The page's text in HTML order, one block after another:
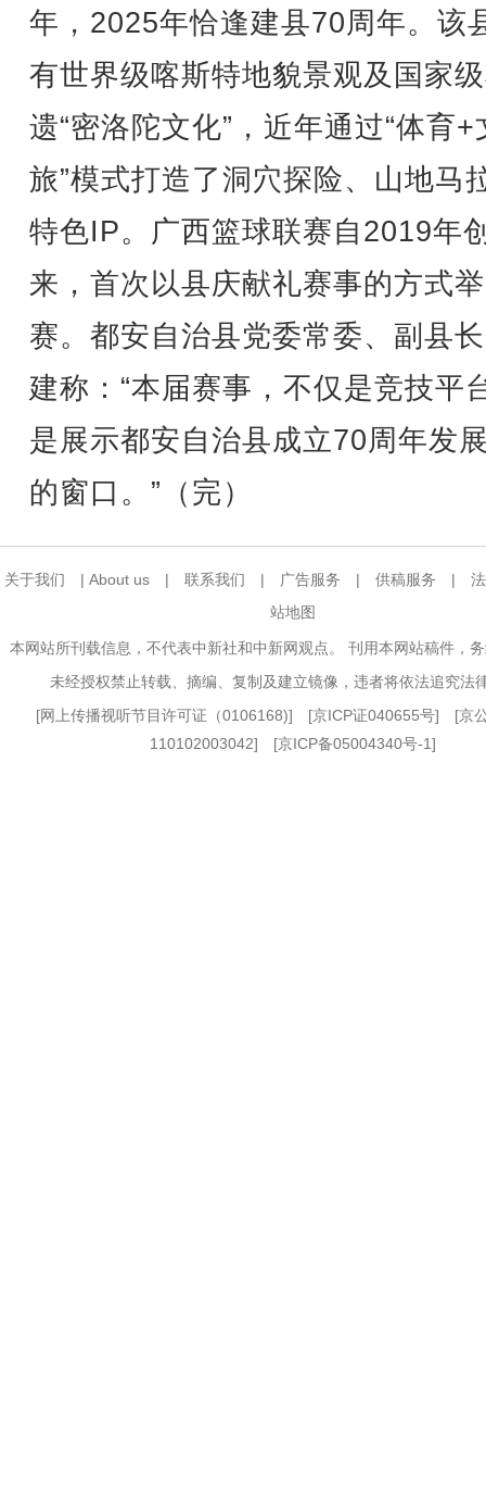
年，2025年恰逢建县70周年。该
有世界级喀斯特地貌景观及国家
遗“密洛陀文化”，近年通过“体育+
旅”模式打造了洞穴探险、山地马
特色IP。广西篮球联赛自2019年
来，首次以县庆献礼赛事的方式
赛。都安自治县党委常委、副县
建称：“本届赛事，不仅是竞技平
是展示都安自治县成立70周年发
的窗口。”（完）
关于我们 | About us | 联系我们 | 广告服务 | 供稿服务 |
站地图
本网站所刊载信息，不代表中新社和中新网观点。 刊用本网站稿件，
未经授权禁止转载、摘编、复制及建立镜像，违者将依法追究法
[网上传播视听节目许可证（0106168)] [京ICP证040655号] [京
110102003042] [京ICP备05004340号-1]